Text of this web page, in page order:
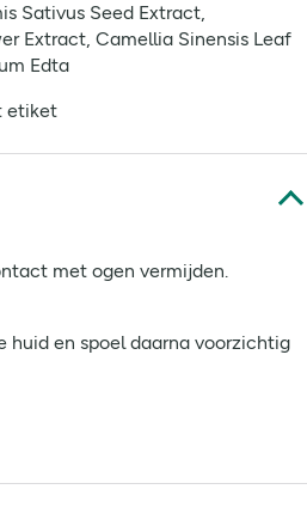
Sativus Seed Extract,
Extract, Camellia Sinensis Leaf
Edta
etiket
met ogen vermijden.
huid en spoel daarna voorzichtig